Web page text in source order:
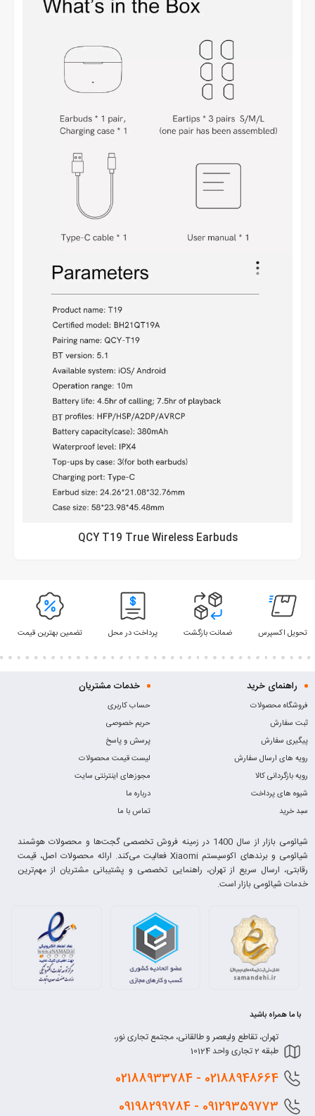
QCY T19 True Wireless Earbuds
تحویل اکسپرس ضمانت بازگشت پرداخت در محل تضمین بهترین قیمت
راهنمای خرید
فروشگاه محصولات
ثبت سفارش
پیگیری سفارش
رویه های ارسال سفارش
رویه بازگردانی کالا
شیوه های پرداخت
سبد خرید
خدمات مشتریان
حساب کاربری
حریم خصوصی
پرسش و پاسخ
لیست قیمت محصولات
مجوزهای اینترنتی سایت
درباره ما
تماس با ما
شیائومی بازار از سال 1400 در زمینه فروش تخصصی گجت‌ها و محصولات هوشمند
شیائومی و برندهای اکوسیستم Xiaomi فعالیت می‌کند. ارائه محصولات اصل، قیمت
رقابتی، ارسال سریع از تهران، راهنمایی تخصصی و پشتیبانی مشتریان از مهم‌ترین
خدمات شیائومی بازار است.
با ما همراه باشید
تهران، تقاطع ولیعصر و طالقانی، مجتمع تجاری نور،
طبقه 2 تجاری واحد 10124
02188948664 - 02188933784
09129359773 - 09198299784